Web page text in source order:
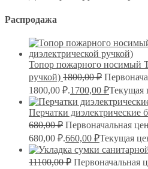
Распродажа
Топор пожарного носимый
ручкой) 1800,00₽
1800,00 ₽.1700,00 ₽Текущая
Перчатки диэлектрические
680,00₽ Первоначальная
680,00 ₽.660,00 ₽Текущая
11100,00₽ Первоначальная